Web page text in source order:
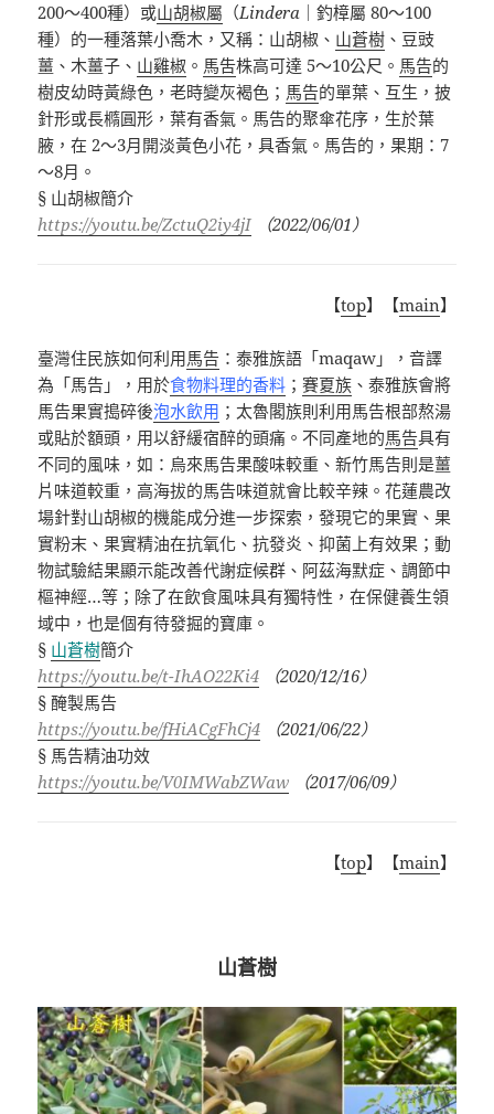
200～400種）或山胡椒屬 （Lindera ｜釣樟屬 80～100
種）的一種落葉小喬木，又稱：山胡椒、 山蒼樹 、豆豉
薑、木薑子、 山雞椒 。 馬吿株高可達 5～10公尺。 馬告的
樹皮幼時黃綠色，老時變灰褐色； 馬告的單葉、互生，披
針形或長橢圓形，葉有香氣。馬告的聚傘花序，生於葉
腋，在 2～3月開淡黃色小花，具香氣。馬告的，果期： 7
～8月。
§ 山胡椒簡介
https://youtu.be/ZctuQ2iy4jI
（2022/06/01）
【top】【main】
臺灣住民族如何利用馬告 ：泰雅族語「maqaw 」，音譯
為「馬告」，用於食物料理的香料 ；賽夏族 、泰雅族會將
馬告果實搗碎後泡水飲用 ；太魯閣族則利用馬告根部熬湯
或貼於額頭，用以舒緩宿醉的頭痛。不同產地的馬告具有
不同的風味，如：烏來馬告果酸味較重、新竹馬告則是薑
片味道較重，高海拔的馬告味道就會比較辛辣。花蓮農改
場針對山胡椒的機能成分進一步探索，發現它的果實、果
實粉末、果實精油在抗氧化、抗發炎、抑菌上有效果；動
物試驗結果顯示能改善代謝症候群、阿茲海默症、調節中
樞神經…等；除了在飲食風味具有獨特性，在保健養生領
域中，也是個有待發掘的寶庫。
§ 山蒼樹簡介
https://youtu.be/t-IhAO22Ki4
（2020/12/16）
§醃製馬告
https://youtu.be/fHiACgFhCj4
（2021/06/22）
§ 馬告精油功效
https://youtu.be/V0IMWabZWaw
（2017/06/09）
【top】【main】
山蒼樹